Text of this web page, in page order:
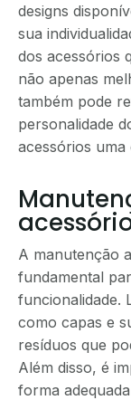
designs
sua
dos acessórios
não apenas
também pode
personalidade
acessórios uma
A manutenção
fundamental
funcionalidade.
como capas e
resíduos que
Além disso, é
forma